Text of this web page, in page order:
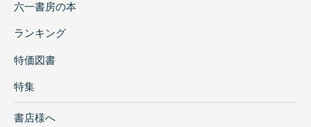
六一書房の本
ランキング
特価図書
特集
書店様へ